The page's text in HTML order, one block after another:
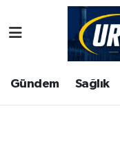
Gündem Sağlık
ASAYİS
ÇEVRE
Şanlıurfa
Şanlıurfa Hava